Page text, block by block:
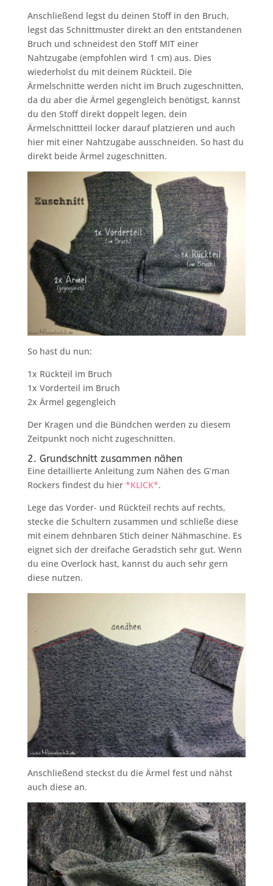
Anschließend legst du deinen Stoff in den Bruch,
legst das Schnittmuster direkt an den entstandenen
Bruch und schneidest den Stoff MIT einer
Nahtzugabe (empfohlen wird 1 cm) aus. Dies
wiederholst du mit deinem Rückteil. Die
Ärmelschnitte werden nicht im Bruch zugeschnitten,
da du aber die Ärmel gegengleich benötigst, kannst
du den Stoff direkt doppelt legen, dein
Ärmelschnittteil locker darauf platzieren und auch
hier mit einer Nahtzugabe ausschneiden. So hast du
direkt beide Ärmel zugeschnitten.
So hast du nun:
1x Rückteil im Bruch
1x Vorderteil im Bruch
2x Ärmel gegengleich
Der Kragen und die Bündchen werden zu diesem
Zeitpunkt noch nicht zugeschnitten.
2. Grundschnitt zusammen nähen
Eine detaillierte Anleitung zum Nähen des G’man
Rockers findest du hier *KLICK*.
Lege das Vorder- und Rückteil rechts auf rechts,
stecke die Schultern zusammen und schließe diese
mit einem dehnbaren Stich deiner Nähmaschine. Es
eignet sich der dreifache Geradstich sehr gut. Wenn
du eine Overlock hast, kannst du auch sehr gern
diese nutzen.
Anschließend steckst du die Ärmel fest und nähst
auch diese an.